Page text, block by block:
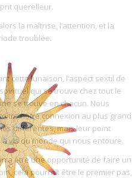
querelleur.
la maîtrise, l’attention, et la
troublée.
cette lunaison, l’aspect sextil de
qui se trouve chez tout le
se trouve en chacun. Nous
notre connexion au plus grand
différentes, mais leur point
à vis du monde qui nous entoure.
être une opportunité de faire un
cela pourrait être le premier pas,